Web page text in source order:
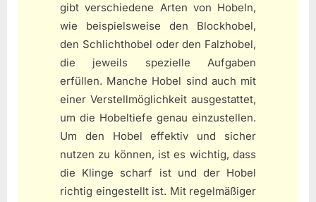
gibt verschiedene Arten von Hobeln,
wie beispielsweise den Blockhobel,
den Schlichthobel oder den Falzhobel,
die jeweils spezielle Aufgaben
erfüllen. Manche Hobel sind auch mit
einer Verstellmöglichkeit ausgestattet,
um die Hobeltiefe genau einzustellen.
Um den Hobel effektiv und sicher
nutzen zu können, ist es wichtig, dass
die Klinge scharf ist und der Hobel
richtig eingestellt ist. Mit regelmäßiger